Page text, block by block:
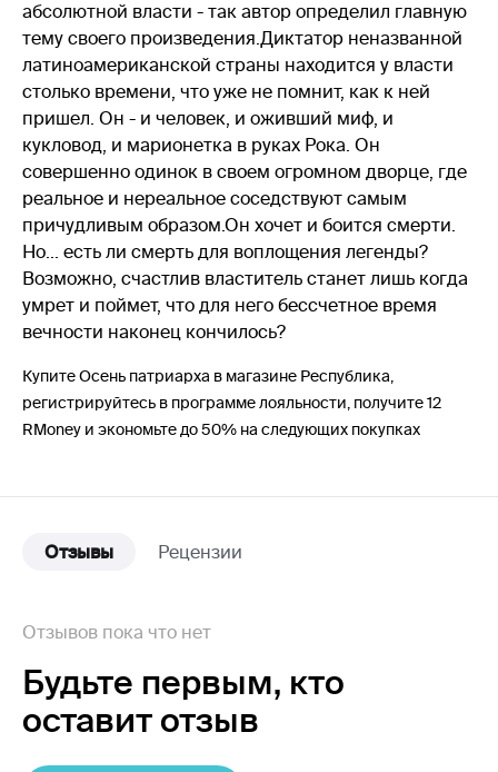
абсолютной власти - так автор определил главную
тему своего произведения.Диктатор неназванной
латиноамериканской страны находится у власти
столько времени, что уже не помнит, как к ней
пришел. Он - и человек, и оживший миф, и
кукловод, и марионетка в руках Рока. Он
совершенно одинок в своем огромном дворце, где
реальное и нереальное соседствуют самым
причудливым образом.Он хочет и боится смерти.
Но... есть ли смерть для воплощения легенды?
Возможно, счастлив властитель станет лишь когда
умрет и поймет, что для него бессчетное время
вечности наконец кончилось?
Купите Осень патриарха в магазине Республика,
регистрируйтесь в программе лояльности, получите 12
RMoney и экономьте до 50% на следующих покупках
Отзывы Рецензии
Отзывов пока что нет
Будьте первым, кто
оставит отзыв